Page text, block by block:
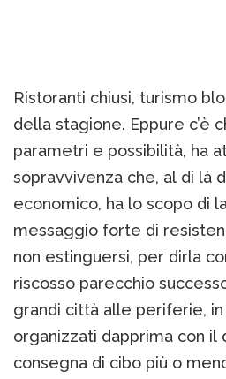
Ristoranti chiusi, turismo
della stagione. Eppure c’è
parametri e possibilità, ha
sopravvivenza che, al di là
economico, ha lo scopo di
messaggio forte di
non estinguersi, per dirla
riscosso parecchio
grandi città alle periferie,
organizzati dapprima con il
consegna di cibo più o